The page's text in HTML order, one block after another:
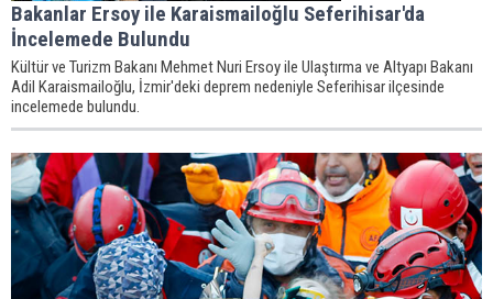
Bakanlar Ersoy ile Karaismailoğlu Seferihisar'da
İncelemede Bulundu
Kültür ve Turizm Bakanı Mehmet Nuri Ersoy ile Ulaştırma ve Altyapı Bakanı
Adil Karaismailoğlu, İzmir'deki deprem nedeniyle Seferihisar ilçesinde
incelemede bulundu.